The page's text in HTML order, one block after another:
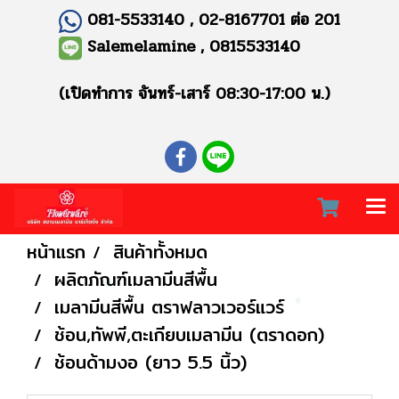
081-5533140 , 02-8167701 ต่อ 201
Salemelamine , 0815533140
(เปิดทำการ จันทร์-เสาร์ 08:30-17:00 น.)
หน้าแรก
สินค้าทั้งหมด
ผลิตภัณฑ์เมลามีนสีพื้น
เมลามีนสีพื้น ตราฟลาวเวอร์แวร์
ช้อน,ทัพพี,ตะเกียบเมลามีน (ตราดอก)
ช้อนด้ามงอ (ยาว 5.5 นิ้ว)